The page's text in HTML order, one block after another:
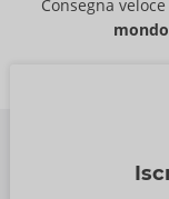
PI:54,95 €
Consegna veloce
mondo